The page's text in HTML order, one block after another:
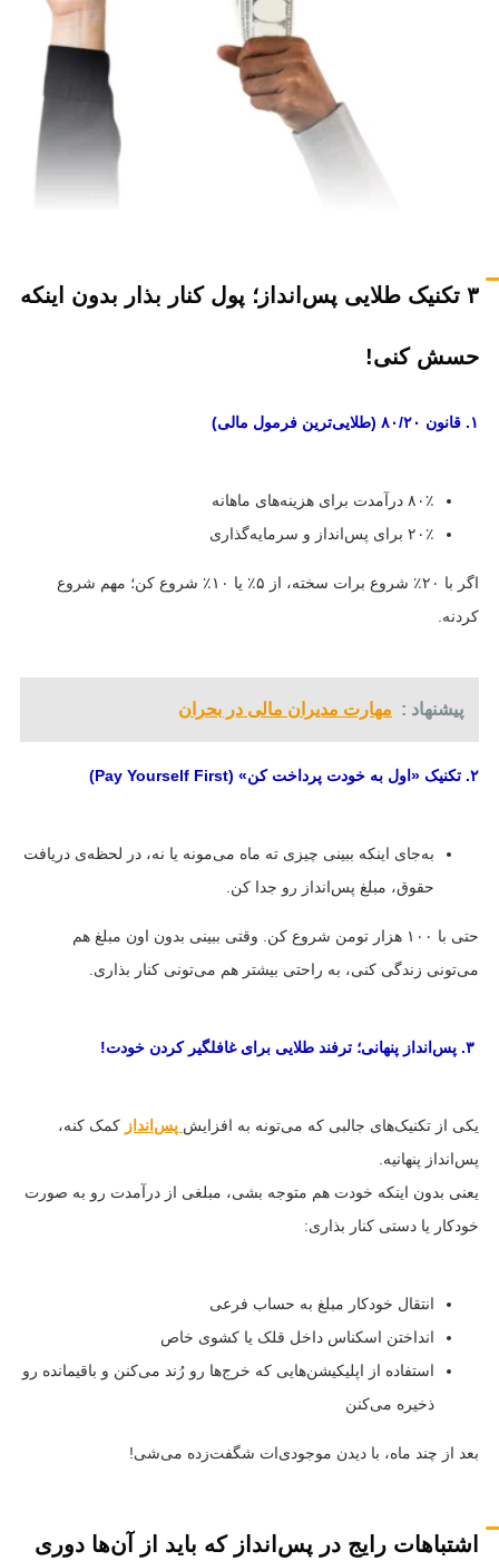
۳ تکنیک طلایی پس‌انداز؛ پول کنار بذار بدون اینکه
حسش کنی!
۱. قانون ۸۰/۲۰ (طلایی‌ترین فرمول مالی)
۸۰٪ درآمدت برای هزینه‌های ماهانه
۲۰٪ برای پس‌انداز و سرمایه‌گذاری
اگر با ۲۰٪ شروع برات سخته، از ۵٪ یا ۱۰٪ شروع کن؛ مهم شروع
کردنه.
پیشنهاد : مهارت مدیران مالی در بحران
۲. تکنیک «اول به خودت پرداخت کن» (Pay Yourself First)
به‌جای اینکه ببینی چیزی ته ماه می‌مونه یا نه، در لحظه‌ی دریافت
حقوق، مبلغ پس‌انداز رو جدا کن.
حتی با ۱۰۰ هزار تومن شروع کن. وقتی ببینی بدون اون مبلغ هم
می‌تونی زندگی کنی، به راحتی بیشتر هم می‌تونی کنار بذاری.
یکی از تکنیک‌های جالبی که می‌تونه به افزایش پس‌انداز کمک کنه،
پس‌انداز پنهانیه.
یعنی بدون اینکه خودت هم متوجه بشی، مبلغی از درآمدت رو به صورت
خودکار یا دستی کنار بذاری:
انتقال خودکار مبلغ به حساب فرعی
انداختن اسکناس داخل قلک یا کشوی خاص
استفاده از اپلیکیشن‌هایی که خرج‌ها رو رُند می‌کنن و باقیمانده رو
ذخیره می‌کنن
بعد از چند ماه، با دیدن موجودی‌ات شگفت‌زده می‌شی!
اشتباهات رایج در پس‌انداز که باید از آن‌ها دوری